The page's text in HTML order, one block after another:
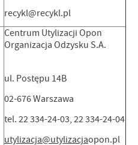
recykl@recykl.pl
Centrum Utylizacji Opon
Organizacja Odzysku S.A.
ul. Postępu 14B
02-676 Warszawa
tel. 22 334-24-03, 22 334-24-04
utylizacja@utylizacjaopon.pl